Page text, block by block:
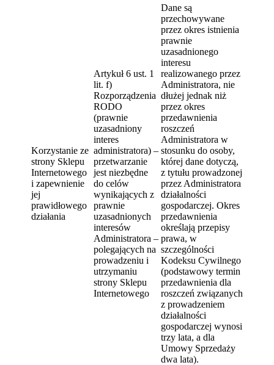
Korzystanie ze
strony Sklepu
Internetowego
i zapewnienie
jej
prawidłowego
działania
Artykuł 6 ust. 1
lit. f)
Rozporządzenia
RODO
(prawnie
uzasadniony
interes
administratora) –
przetwarzanie
jest niezbędne
do celów
wynikających z
prawnie
uzasadnionych
interesów
Administratora –
polegających na
prowadzeniu i
utrzymaniu
strony Sklepu
Internetowego
Dane są
przechowywane
przez okres istnienia
prawnie
uzasadnionego
interesu
realizowanego przez
Administratora, nie
dłużej jednak niż
przez okres
przedawnienia
roszczeń
Administratora w
stosunku do osoby,
której dane dotyczą,
z tytułu prowadzonej
przez Administratora
działalności
gospodarczej. Okres
przedawnienia
określają przepisy
prawa, w
szczególności
Kodeksu Cywilnego
(podstawowy termin
przedawnienia dla
roszczeń związanych
z prowadzeniem
działalności
gospodarczej wynosi
trzy lata, a dla
Umowy Sprzedaży
dwa lata).